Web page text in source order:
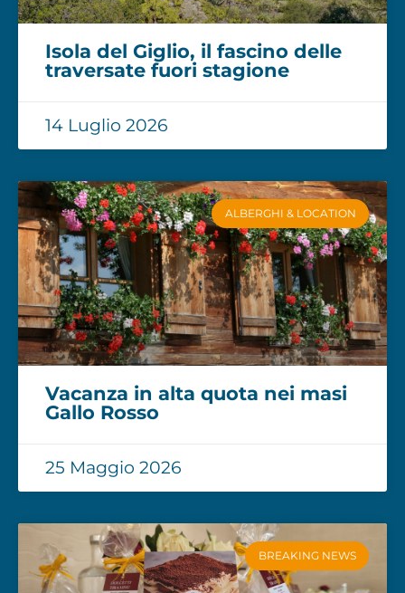
Isola del Giglio, il fascino delle
traversate fuori stagione
14 Luglio 2026
ALBERGHI & LOCATION
Vacanza in alta quota nei masi
Gallo Rosso
25 Maggio 2026
BREAKING NEWS